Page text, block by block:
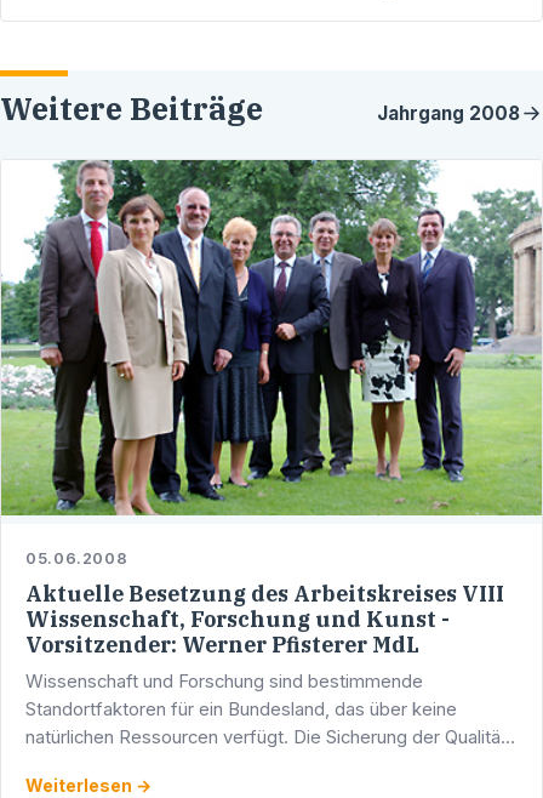
Weitere Beiträge Jahrgang 2008
05.06.2008
Aktuelle Besetzung des Arbeitskreises VIII
Wissenschaft, Forschung und Kunst -
Vorsitzender: Werner Pfisterer MdL
Wissenschaft und Forschung sind bestimmende
Standortfaktoren für ein Bundesland, das über keine
natürlichen Ressourcen verfügt. Die Sicherung der Qualität
Weiterlesen →